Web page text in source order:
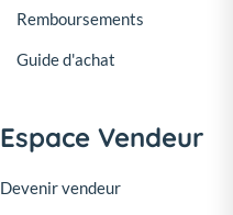
Remboursements
Guide d'achat
Espace Vendeur
Devenir vendeur